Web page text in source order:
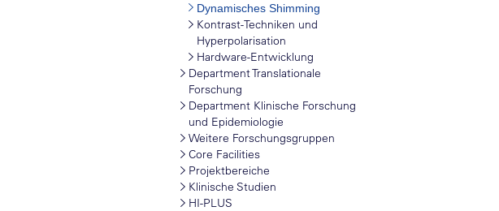
Dynamisches Shimming
Kontrast-Techniken und
Hyperpolarisation
Hardware-Entwicklung
Department Translationale
Forschung
Department Klinische Forschung
und Epidemiologie
Weitere Forschungsgruppen
Core Facilities
Projektbereiche
Klinische Studien
HI-PLUS